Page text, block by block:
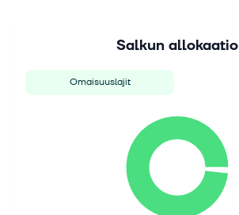
Salkun allokaatio
Omaisuuslajit